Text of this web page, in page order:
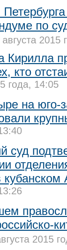
по
августа 2015
Кирилла
кто
года, 14:05
на юго-
суд
2015